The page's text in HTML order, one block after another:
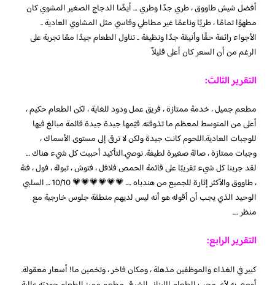
أفضل شيش طاووق ، طري جدًا وطري … أيضًا الدجاج الصغير المشوي كان
مطهوًا تمامًا ، طريًا وناعمًا غير مطاطي وقاسي مثل المشاوي العادية ..
الأجواء رائعة حقًا وأنيقة جدًا ونظيفة .. تناول الطعام جيدًا معًا تجربة على
الرغم من أن السعر كان أعلى قليلاً
التقرير الثالث:
مطعم جميل ، خدمة ممتازة ، فريق عمل ودود للغاية ، لكن الطعام حكيم ،
أعلى من المتوسط ​​لمعظم ما تذوقته. قيّمها جيدة جيدة قائمة مبالغ فيها
للوجبات العادية.اللحوم كانت جيدة ولكن لا ترقى إلى مستوى الأسماك ،
وجبات ممتازة ، صالة صغيرة لطيفة. نوصي.التأكيد أحببت كل شيء هناك …
لقد جربنا كل شيء تقريبًا على قائمة الحمص فلافل ، فتوش ، تبولة ، فول ، فتة
، طاووق والأكثر إثارة للجميع من هندباه …. 💗💗💗💗💗💗 10/10 … السلبي
الوحيد الذي يجب أن أقوله هو أنه ليس لديهم منطقة جلوس خارجية مع
منظر ….
التقرير الرابع:
كبير في الغذاء والموظفين مذهلة ، ومكان فاخر ، وتخمين ما! أسعار معقولة.